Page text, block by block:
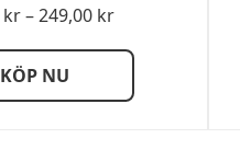
kr–249,00 krPrisintervall:
till
KÖP NU